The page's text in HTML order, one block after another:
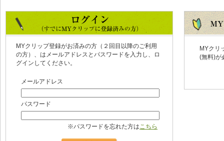
MYクリップ登録がお済みの方（２回目以降のご利用
の方）、はメールアドレスとパスワードを入力し、ロ
グインしてください。
メールアドレス
パスワード
※パスワードを忘れた方はこちら
MYクリ
(無料)が